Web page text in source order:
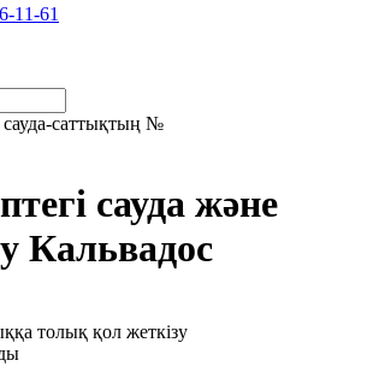
11-61
сауда-саттықтың №
сауда және
Кальвадос
толық қол жеткізу